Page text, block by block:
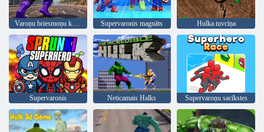
Supervaronis magnāts Hulka tuvcīņa
Supervaronis Neticamais Halks Supervaroņu sacīkstes